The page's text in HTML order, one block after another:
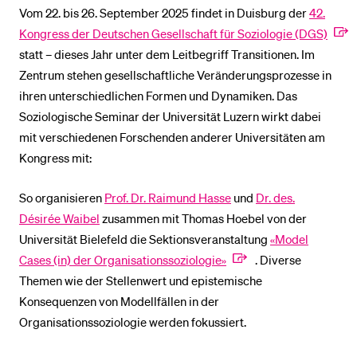
Vom 22. bis 26. September 2025 findet in Duisburg der42.
Kongress der Deutschen Gesellschaft für Soziologie (DGS)
statt – dieses Jahr unter dem Leitbegriff Transitionen. Im
Zentrum stehen gesellschaftliche Veränderungsprozesse in
ihren unterschiedlichen Formen und Dynamiken. Das
Soziologische Seminar der Universität Luzern wirkt dabei
mit verschiedenen Forschenden anderer Universitäten am
Kongress mit:
So organisieren Prof. Dr. Raimund Hasse und Dr. des.
Désirée Waibel zusammen mit Thomas Hoebel von der
Universität Bielefeld die Sektionsveranstaltung «Model
Cases (in) der Organisationssoziologie»
. Diverse
Themen wie der Stellenwert und epistemische
Konsequenzen von Modellfällen in der
Organisationssoziologie werden fokussiert.